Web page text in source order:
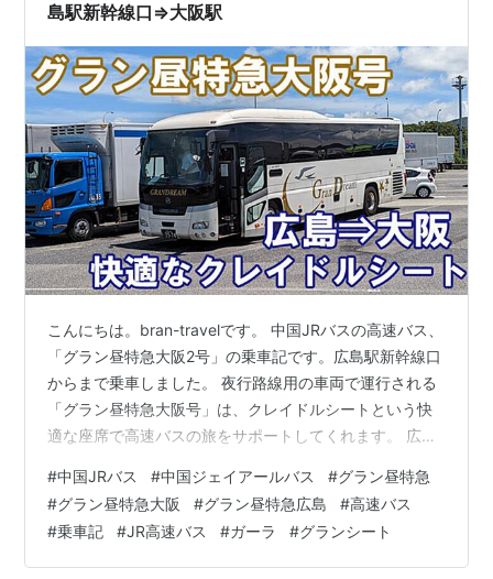
島駅新幹線口⇒大阪駅
こんにちは。bran-travelです。 中国JRバスの高速バス、
「グラン昼特急大阪2号」の乗車記です。広島駅新幹線口
からまで乗車しました。 夜行路線用の車両で運行される
「グラン昼特急大阪号」は、クレイドルシートという快
適な座席で高速バスの旅をサポートしてくれます。 広島
大阪号」の快適な座席で、高速バスの旅を楽しみません
か？ この記事はこのような方にオススメ☆ グラン昼特急
大阪号・グラン昼特急広島号を検討されている方 広島か
ら大阪までお得に移動したい方 グラン昼特急・グランド
#中国JRバス #中国ジェイアールバス #グラン昼特急
#グラン昼特急大阪 #グラン昼特急広島 #高速バス
#乗車記 #JR高速バス #ガーラ #グランシート